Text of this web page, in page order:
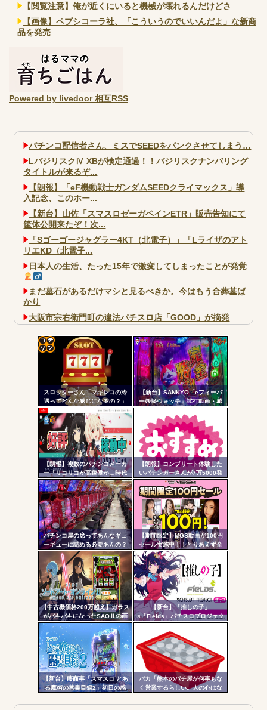
【閲覧注意】俺が近くにいると機械が壊れるんだけどさ
【画像】ペプシコーラ社、「こういうのでいいんだよ」な新商
品を発売
Powered by livedoor 相互RSS
パチンコ配信者さん、ミスでSEEDをパンクさせてしまう…
LバジリスクⅣ XBが検定通過！！バジリスクナンバリング
タイトルが来るぞ...
【朗報】「eF機動戦士ガンダムSEEDクライマックス」導
入記念、このホー...
【新台】山佐「スマスロゼーガペインETR」販売告知にて
筐体公開来たぞ！次...
「Sゴーゴージャグラー4KT（北電子）」「Lライザのアト
リエKD（北電子...
日本人の生活、たった15年で激変してしまったことが発覚
まだ墓石があるだけマシと見るべきか。今はもう合葬墓ば
かり
大阪市宗右衛門町の違法パチスロ店「GOOD」が摘発
ワイ、パチンコ屋店員の目の前で会員カードを握り潰し
「今までありがとう」と...
無職のパチンコカス(22)なんやが、ワイの人生どれくらい
ヤバいか教えて？...
AngelBeats!とかいうクソアニメの思い出ｗｗｗ
Powered by livedoor 相互RSS
スロッターさん「マギレコの冷
遇ってどんな感じになるの？」
【新台】SANKYO「eフィーバ
ー妖怪ウォッチ」試打動画・感
想まとめ！流石にこれは覇権だ
ろ！SSS評価
【朗報】複数のパチンコメーカ
ー「リコリコが高稼働か…時代
はライトミドルだ！」
【朗報】コンプリート体験した
いパチンカーさんが7万5000発
出ている台に着席した結果ｗｗ
ｗ
パチンコ屋の席ってあんなギュ
ーギューに詰める必要あんの？
もっと離した方がよくね？？？
【期間限定】MGS動画が100円
セール実施中！！とりあえず全
部買うやろｗｗｗｗｗ
【中古機価格200万超え】ガラス
がバキバキになったSAOⅡの画
像が話題に…
【新台】「推しの子」
×「Fields」パチスロプロジェク
ト特報ムービー公開！推しの子
でBITESやれるんか！？_
【新台】藤商事「スマスロ とあ
る魔術の禁書目録2」初日の感
間はめっちゃおもろい。全6&コ
バカ「熊本のパチ屋が何事もな
く営業するらしい。人の心はな
がるヤツって害悪だよな
- 固
定リ
ンク
自動
更新
ツー
ル